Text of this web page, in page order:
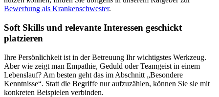
Bewerbung als Krankenschwester.
Soft Skills und relevante Interessen geschickt
platzieren
Ihre Persönlichkeit ist in der Betreuung Ihr wichtigstes Werkzeug.
Aber wie zeigt man Empathie, Geduld oder Teamgeist in einem
Lebenslauf? Am besten geht das im Abschnitt „Besondere
Kenntnisse“. Statt die Begriffe nur aufzuzählen, können Sie sie mit
konkreten Beispielen verbinden.